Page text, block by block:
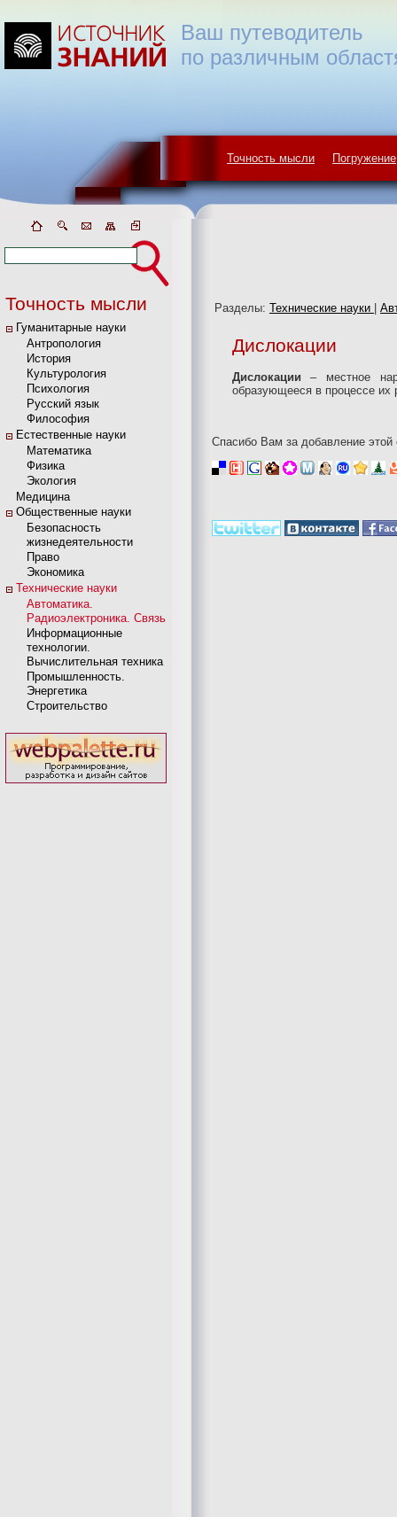
Точность мысли Погружение
Ваш путеводитель
по различным
Точность мысли
Гуманитарные науки
Антропология
История
Культурология
Психология
Русский язык
Философия
Естественные науки
Математика
Физика
Экология
Медицина
Общественные науки
Безопасность
жизнедеятельности
Право
Экономика
Технические науки
Автоматика.
Радиоэлектроника. Связь
Информационные
технологии.
Вычислительная техника
Промышленность.
Энергетика
Строительство
Разделы: Технические науки
Дислокации
Дислокации– местное
образующееся в процессе их
Спасибо Вам за добавление этой